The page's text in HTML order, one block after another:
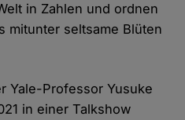
in Zahlen und ordnen
mitunter seltsame Blüten
Yale-Professor Yusuke
in einer Talkshow